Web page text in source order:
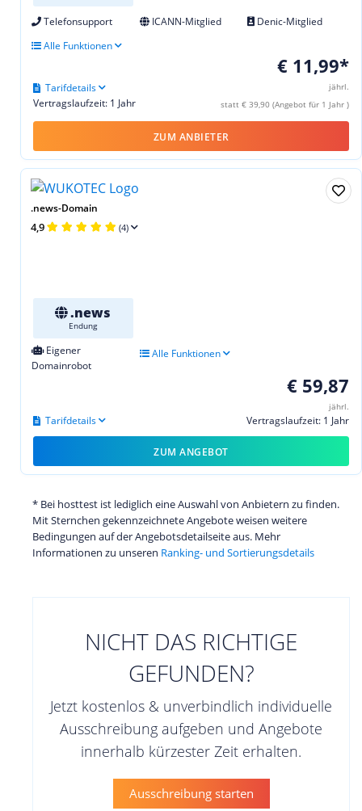
Telefonsupport ICANN-Mitglied
Denic-Mitglied
Alle Funktionen
€ 11,99*
jährl.
statt € 39,90 (Angebot für 1 Jahr )
Vertragslaufzeit: 1 Jahr
Tarifdetails
ZUM ANBIETER
.news-Domain
4,9 (4)
.news
Endung
Eigener
Domainrobot
Alle Funktionen
€ 59,87
jährl.
Vertragslaufzeit: 1 Jahr
Tarifdetails
ZUM ANGEBOT
* Bei hosttest ist lediglich eine Auswahl von Anbietern zu finden.
Mit Sternchen gekennzeichnete Angebote weisen weitere
Bedingungen auf der Angebotsdetailseite aus. Mehr
Informationen zu unseren Ranking- und Sortierungsdetails
NICHT DAS RICHTIGE
GEFUNDEN?
Jetzt kostenlos & unverbindlich individuelle
Ausschreibung aufgeben und Angebote
innerhalb kürzester Zeit erhalten.
Ausschreibung starten